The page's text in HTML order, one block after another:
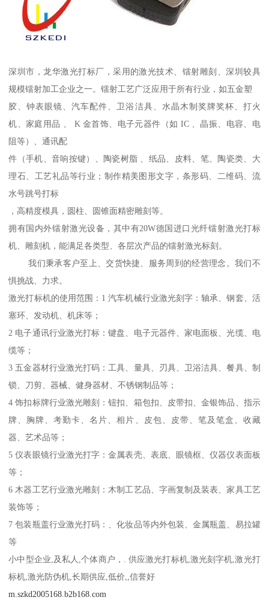
深圳市，龙华激光打标厂，采用的激光技术、镭射雕刻、深圳较具
规模镭射加工企业之一。镭射工艺广泛应用于所有行业，如五金塑
胶、钟表眼镜、汽车配件、卫浴洁具、水晶木制奖牌奖杯、打火
机、家庭用品 、 K 金首饰、电子元器件（如 IC 、晶振、电容、电
阻等）、通讯配
件（手机、音响按键）、陶瓷树脂 、纸品、皮料、笔、陶瓷类、大
理石、工艺礼品等行业；制作精美图形文字，条形码、二维码、流
水号跳号打标
，高精度模具，圆柱、圆锥面精密雕刻等。
拥有国内外镭射激光设备，其中有20W德国进口光纤镭射激光打标
机、雕刻机，能满足各类型、各层次产品的镭射激光标刻。
我们秉承客户至上、交货快捷、服务周到的经营理念。我们不
惧挑战、力求。
激光打标机的使用范围：1 汽车机械行业激光刻字：轴承、钢套、活
塞环、发动机、机床等；
2 电子通讯行业激光打标：键盘、电子元器件、家电面板、光缆、电
缆等；
3 五金器材行业激光打码：工具、量具、刃具、卫浴洁具、餐具、制
锁、刀剪、器械、健身器材、不锈钢制品等；
4 饰扣标牌行业激光雕刻：钮扣、箱包扣、皮带扣、金银饰品、指示
牌、胸牌、考勤卡、名片、相片、皮包、皮带、笔及笔盒、收藏
器、艺术品等；
5 仪表眼镜行业激光打字：金属表壳、表底、眼镜框、仪器仪表面板
等；
6 木器工艺行业激光雕刻：木制工艺品、字画复制及装表、家具工艺
装饰等；
7 包装瓶盖行业激光打码：、化妆品等内外包装、金属瓶盖、易拉罐
等
小中型企业,及私人,个体商户，. 供应激光打标机,激光刻字机,激光打
标机,激光防伪机,长期供应,低价,,信誉好
m.szkd2005168.b2b168.com